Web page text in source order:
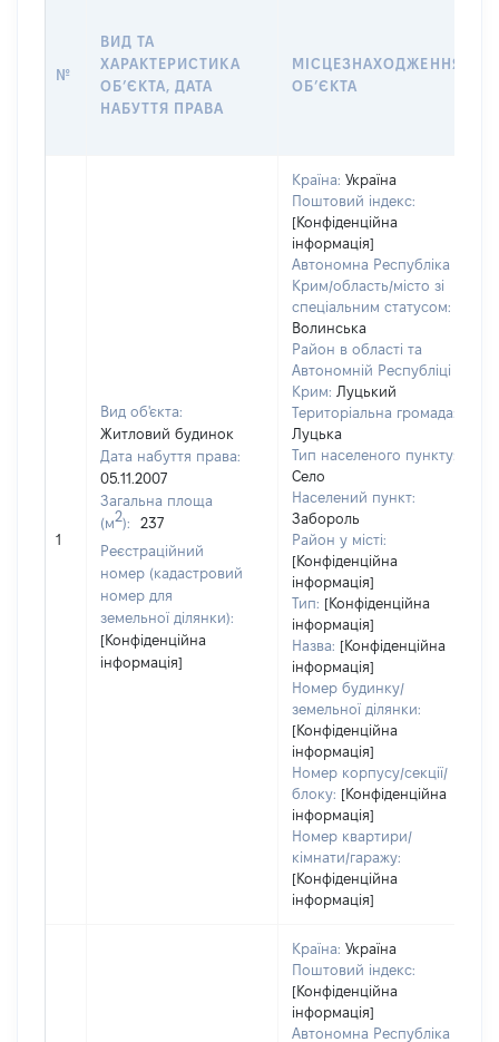
№
ВИД ТА
ХАРАКТЕРИСТИКА
ОБʼЄКТА, ДАТА
НАБУТТЯ ПРАВА
МІСЦЕЗНАХОДЖЕННЯ
ОБʼЄКТА
1
Вид об'єкта:
Житловий будинок
Дата набуття права:
05.11.2007
Загальна площа
(м2):
237
Реєстраційний
номер (кадастровий
номер для
земельної ділянки):
[Конфіденційна
інформація]
Країна: Україна
Поштовий індекс:
[Конфіденційна
інформація]
Автономна Республіка
Крим/область/місто зі
спеціальним статусом:
Волинська
Район в області та
Автономній Республіці
Крим: Луцький
Територіальна громада:
Луцька
Тип населеного пункту:
Село
Населений пункт:
Забороль
Район у місті:
[Конфіденційна
інформація]
Тип: [Конфіденційна
інформація]
Назва: [Конфіденційна
інформація]
Номер будинку/
земельної ділянки:
[Конфіденційна
інформація]
Номер корпусу/секції/
блоку: [Конфіденційна
інформація]
Номер квартири/
кімнати/гаражу:
[Конфіденційна
інформація]
Країна: Україна
Поштовий індекс:
[Конфіденційна
інформація]
Автономна Республіка